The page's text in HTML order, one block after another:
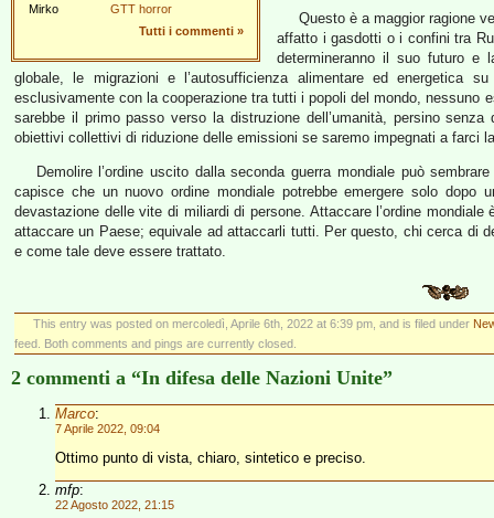
Mirko
GTT horror
Tutti i commenti »
Questo è a maggior ragione
affatto i gasdotti o i confini tra
determineranno il suo futuro e
globale, le migrazioni e l’autosufficienza alimentare ed energetica
esclusivamente con la cooperazione tra tutti i popoli del mondo, nessuno
sarebbe il primo passo verso la distruzione dell’umanità, persino
obiettivi collettivi di riduzione delle emissioni se saremo impegnati a farci
Demolire l’ordine uscito dalla seconda guerra mondiale può
capisce che un nuovo ordine mondiale potrebbe emergere solo
devastazione delle vite di miliardi di persone. Attaccare l’ordine
attaccare un Paese; equivale ad attaccarli tutti. Per questo, chi cerca di
e come tale deve essere trattato.
This entry was posted on mercoledì, Aprile 6th, 2022 at 6:39 pm, and is filed under
feed. Both comments and pings are currently closed.
2 commenti a “In difesa delle Nazioni Unite”
Marco:
7 Aprile 2022, 09:04
Ottimo punto di vista, chiaro, sintetico e preciso.
mfp:
22 Agosto 2022, 21:15